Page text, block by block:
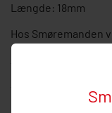
Længde: 18mm
Hos Smøremanden
vejledning, så
Vi tilbyder alt
give dig en